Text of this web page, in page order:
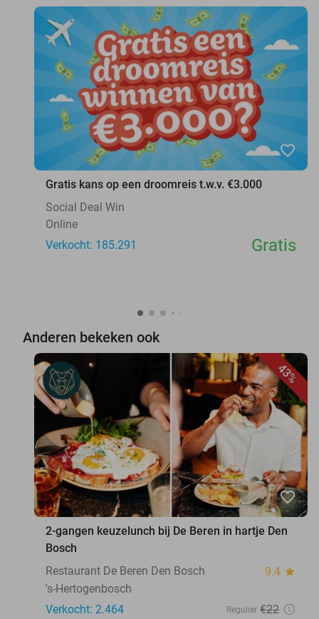
favorite_border
Gratis kans op een droomreis t.w.v. €3.000
Social Deal Win
Online
Verkocht: 185.291
Gratis
Anderen bekeken ook
43%
favorite_border
2-gangen keuzelunch bij De Beren in hartje Den
Bosch
Restaurant De Beren Den Bosch
9.4 star
's-Hertogenbosch
Verkocht: 2.464
Regulier €22